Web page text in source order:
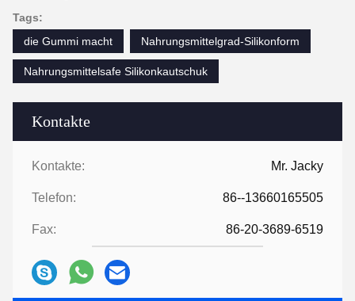
Kontakte
Kontakte: Mr. Jacky
Telefon: 86--13660165505
Fax: 86-20-3689-6519
Tags:
die Gummi macht
Nahrungsmittelgrad-Silikonform
Nahrungsmittelsafe Silikonkautschuk